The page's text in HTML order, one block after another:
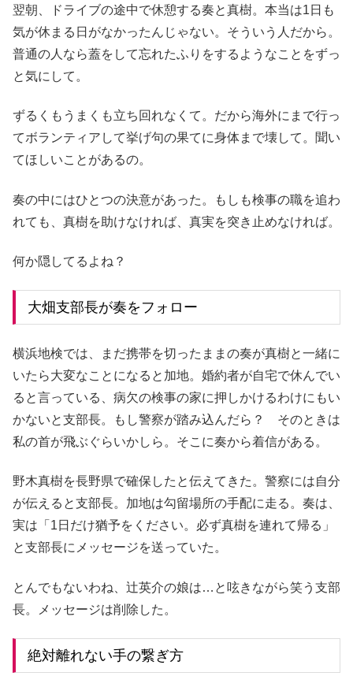
翌朝、ドライブの途中で休憩する奏と真樹。本当は1日も
気が休まる日がなかったんじゃない。そういう人だから。
普通の人なら蓋をして忘れたふりをするようなことをずっ
と気にして。
ずるくもうまくも立ち回れなくて。だから海外にまで行っ
てボランティアして挙げ句の果てに身体まで壊して。聞い
てほしいことがあるの。
奏の中にはひとつの決意があった。もしも検事の職を追わ
れても、真樹を助けなければ、真実を突き止めなければ。
何か隠してるよね？
大畑支部長が奏をフォロー
横浜地検では、まだ携帯を切ったままの奏が真樹と一緒に
いたら大変なことになると加地。婚約者が自宅で休んでい
ると言っている、病欠の検事の家に押しかけるわけにもい
かないと支部長。もし警察が踏み込んだら？ そのときは
私の首が飛ぶぐらいかしら。そこに奏から着信がある。
野木真樹を長野県で確保したと伝えてきた。警察には自分
が伝えると支部長。加地は勾留場所の手配に走る。奏は、
実は「1日だけ猶予をください。必ず真樹を連れて帰る」
と支部長にメッセージを送っていた。
とんでもないわね、辻英介の娘は…と呟きながら笑う支部
長。メッセージは削除した。
絶対離れない手の繋ぎ方